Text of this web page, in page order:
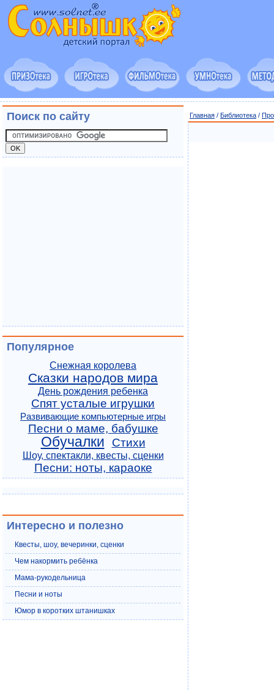
Главная / Библиотека /
Поиск по сайту
Популярное
Снежная королева
Сказки народов мира
День рождения ребенка
Спят усталые игрушки
Развивающие компьютерные игры
Песни о маме, бабушке
Обучалки Стихи
Шоу, спектакли, квесты, сценки
Песни: ноты, караоке
Интересно и полезно
Квесты, шоу, вечеринки, сценки
Чем накормить ребёнка
Мама-рукодельница
Песни и ноты
Юмор в коротких штанишках